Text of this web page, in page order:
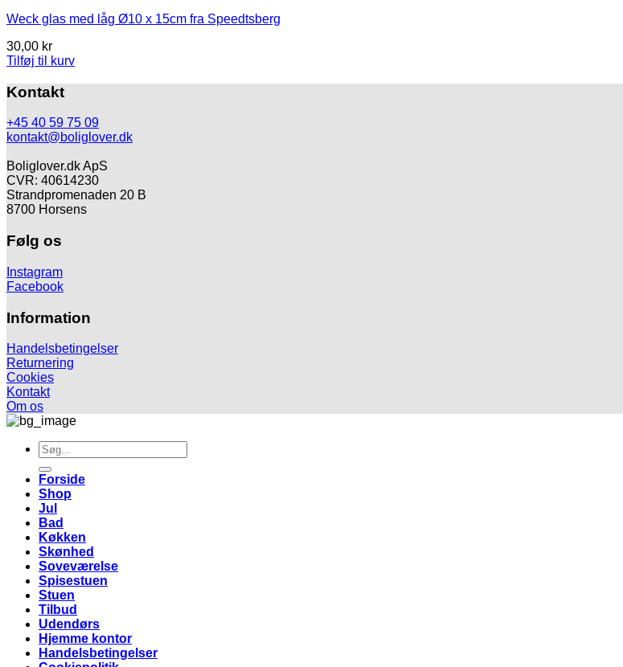
Weck glas med låg Ø10 x 15cm fra Speedtsberg
30,00 kr
Tilføj til kurv
Kontakt
+45 40 59 75 09
kontakt@boliglover.dk
Boliglover.dk ApS
CVR: 40614230
Strandpromenaden 20 B
8700 Horsens
Følg os
Instagram
Facebook
Information
Handelsbetingelser
Returnering
Cookies
Kontakt
Om os
Søg
efter:
Forside
Shop
Jul
Bad
Køkken
Skønhed
Soveværelse
Spisestuen
Stuen
Tilbud
Udendørs
Hjemme kontor
Handelsbetingelser